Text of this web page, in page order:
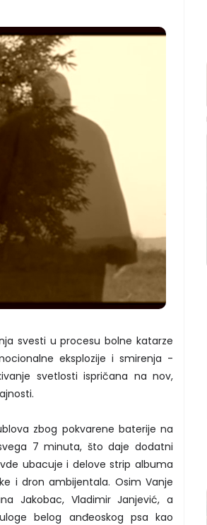
svesti u procesu bolne katarze
eksplozije i smirenja -
svetlosti ispričana na nov,
zbog pokvarene baterije na
7 minuta, što daje dodatni
ubacuje i delove strip albuma
i dron ambijentala. Osim Vanje
Jakobac, Vladimir Janjević, a
belog anđeoskog psa kao